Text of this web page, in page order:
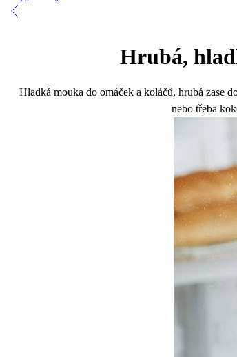
Hrubá,
Hladká mouka do omáček a koláčů, hrubá zase
nebo třeba